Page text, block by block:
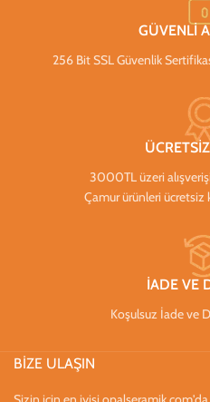
GÜVENLİ
256 Bit SSL Güvenlik
3000TL üzeri
Çamur ürünleri
İADE VE
Koşulsuz İade ve
BİZE ULAŞIN